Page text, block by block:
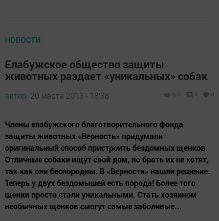
НОВОСТИ
Елабужское общество защиты
животных раздает «уникальных» собак
автор, 20 марта 2013 - 18:38 925 0 0
Члены елабужского благотворительного фонда
защиты животных «Верность» придумали
оригинальный способ пристроить бездомных щенков.
Отличные собаки ищут свой дом, но брать их не хотят,
так как они беспородны. В «Верности» нашли решение.
Теперь у двух бездомышей есть порода! Более того
щенки просто стали уникальными. Стать хозяином
необычных щенков смогут самые заболивые...